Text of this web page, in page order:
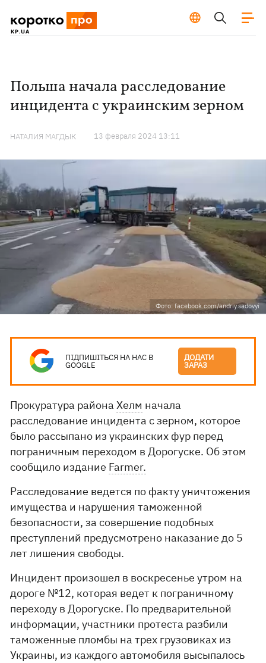
Польша начала расследование
инцидента с украинским зерном
НАТАЛИЯ МАГДЫК 13 февраля 2024 13:11
Фото: facebook.com/andriy.sadovyi
ПІДПИШІТЬСЯ НА НАС В
GOOGLE
ДОДАТИ
ЗАРАЗ
Прокуратура районаХелм начала
расследование инцидента с зерном, которое
было рассыпано из украинских фур перед
пограничным переходом в Дорогуске. Об этом
сообщило издание Farmer.
Расследование ведется по факту уничтожения
имущества и нарушения таможенной
безопасности, за совершение подобных
преступлений предусмотрено наказание до 5
лет лишения свободы.
Инцидент произошел в воскресенье утром на
дороге №12, которая ведет к пограничному
переходу в Дорогуске. По предварительной
информации, участники протеста разбили
таможенные пломбы на трех грузовиках из
Украины, из каждого автомобиля высыпалось